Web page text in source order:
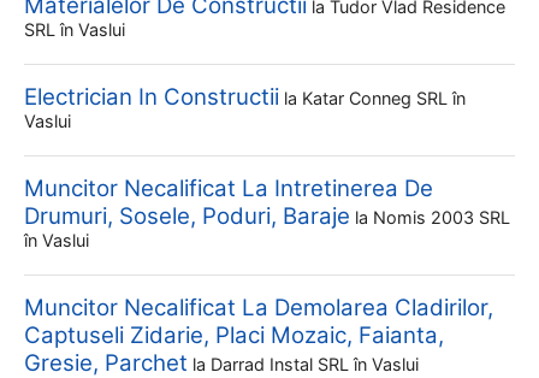
la Tudor Vlad Residence
SRL în Vaslui
Electrician In Constructii la Katar Conneg SRL în
Vaslui
Muncitor Necalificat La Intretinerea De
Drumuri, Sosele, Poduri, Baraje la Nomis 2003 SRL
în Vaslui
Muncitor Necalificat La Demolarea Cladirilor,
Captuseli Zidarie, Placi Mozaic, Faianta,
Gresie, Parchet la Darrad Instal SRL în Vaslui